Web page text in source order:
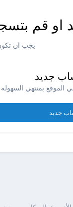
قم
يجب ان
جديد
الموقع بمنتهي السهوله
جديد